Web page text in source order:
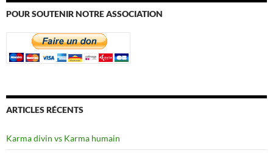
POUR SOUTENIR NOTRE ASSOCIATION
ARTICLES RÉCENTS
Karma divin vs Karma humain